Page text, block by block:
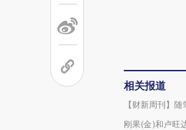
相关报道
【财新周刊】
刚果(金)和卢旺